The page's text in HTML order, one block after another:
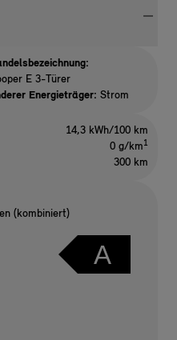
E 3-Türer
Energieträger: Strom
14,3 kWh/100 km
0 g/km1
300 km
(kombiniert)
A